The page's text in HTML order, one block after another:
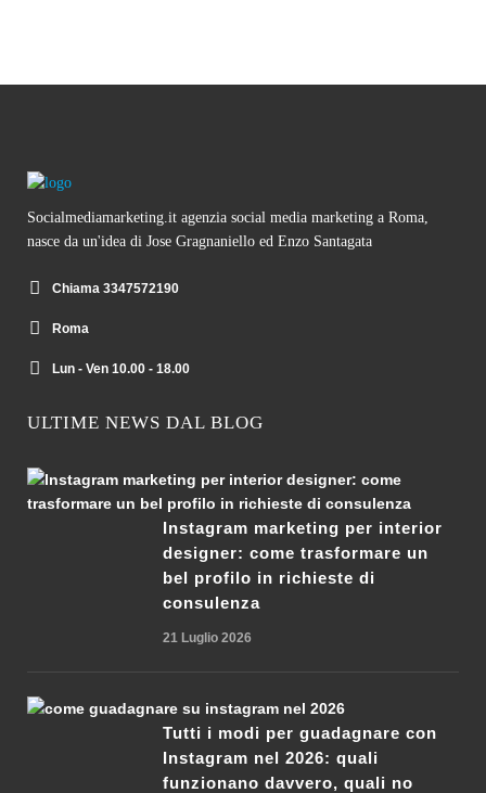
Socialmediamarketing.it agenzia social media marketing a Roma,
nasce da un'idea di Jose Gragnaniello ed Enzo Santagata
Chiama 3347572190
Roma
Lun - Ven 10.00 - 18.00
ULTIME NEWS DAL BLOG
Instagram marketing per interior
designer: come trasformare un
bel profilo in richieste di
consulenza
21 Luglio 2026
Tutti i modi per guadagnare con
Instagram nel 2026: quali
funzionano davvero, quali no